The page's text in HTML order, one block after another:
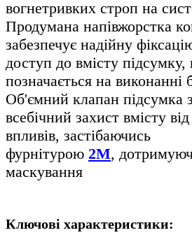
вогнетривких строп на
Продумана напівжорстка
забезпечує надійну
доступ до вмісту
позначається на виконанні
Об'ємний клапан підсумка
всебічний захист вмісту
впливів, застібаючись
фурнітурою 2М,
маскування
Ключові характеристики: